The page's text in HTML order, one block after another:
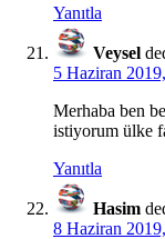
Yanıtla
Veysel
5 Haziran
Merhaba ben
istiyorum ülke
Yanıtla
Hasim
8 Haziran